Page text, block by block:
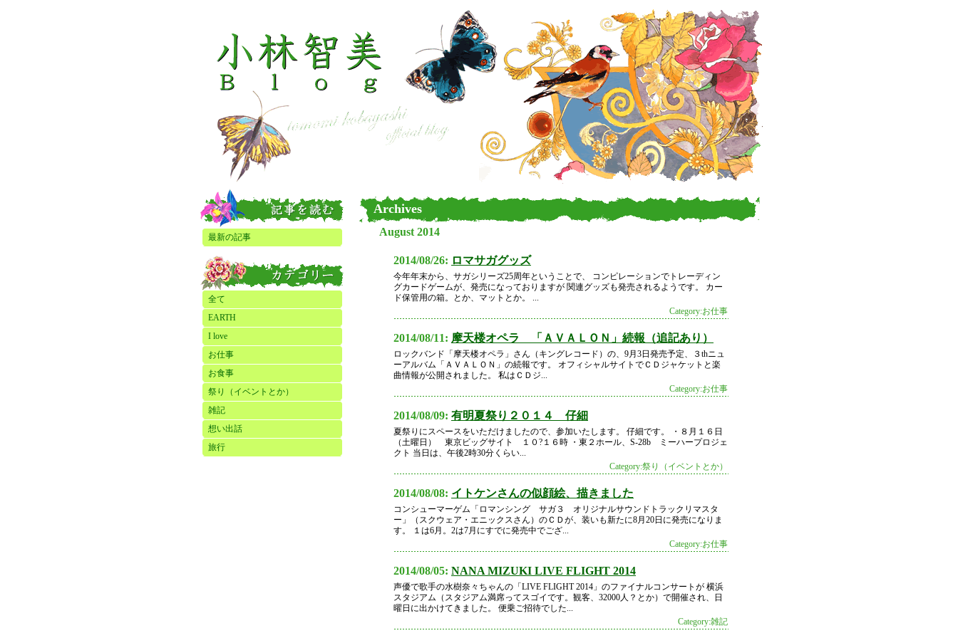
最新の記事
全て
EARTH
I love
お仕事
お食事
祭り（イベントとか）
雑記
想い出話
旅行
Archives
August 2014
2014/08/26: ロマサガグッズ
今年年末から、サガシリーズ25周年ということで、 コンピレーションでトレーディン
グカードゲームが、発売になっておりますが 関連グッズも発売されるようです。 カー
ド保管用の箱。とか、マットとか。 ...
Category:お仕事
2014/08/11: 摩天楼オペラ 「ＡＶＡＬＯＮ」続報（追記あり）
ロックバンド「摩天楼オペラ」さん（キングレコード）の、9月3日発売予定、３thニュ
ーアルバム「ＡＶＡＬＯＮ」の続報です。 オフィシャルサイトでＣＤジャケットと楽
曲情報が公開されました。 私はＣＤジ...
Category:お仕事
2014/08/09: 有明夏祭り２０１４ 仔細
夏祭りにスペースをいただけましたので、参加いたします。 仔細です。 ・８月１６日
（土曜日） 東京ビッグサイト １０?１６時 ・東２ホール、S-28b ミーハープロジェ
クト 当日は、午後2時30分くらい...
Category:祭り（イベントとか）
2014/08/08: イトケンさんの似顔絵、描きました
コンシューマーゲム「ロマンシング サガ３ オリジナルサウンドトラックリマスタ
ー」（スクウェア・エニックスさん）のＣＤが、装いも新たに8月20日に発売になりま
す。 １は6月。2は7月にすでに発売中でござ...
Category:お仕事
2014/08/05: NANA MIZUKI LIVE FLIGHT 2014
声優で歌手の水樹奈々ちゃんの「LIVE FLIGHT 2014」のファイナルコンサートが 横浜
スタジアム（スタジアム満席ってスゴイです。観客、32000人？とか）で開催され、日
曜日に出かけてきました。 便乗ご招待でした...
Category:雑記